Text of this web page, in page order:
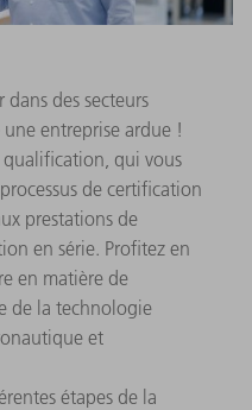
des secteurs
entreprise ardue !
qualification, qui vous
de certification
prestations de
en série. Profitez en
en matière de
de la technologie
et
étapes de la